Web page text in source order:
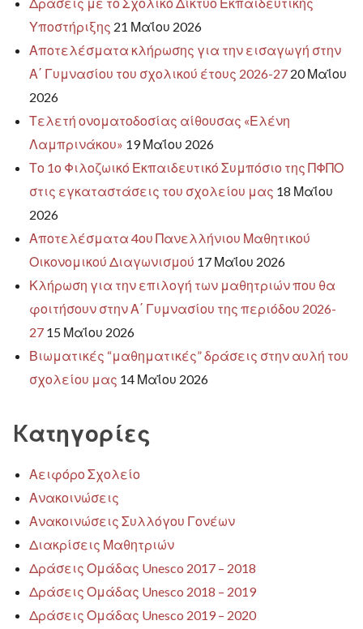
Υποστήριξης 21 Μαΐου 2026
Αποτελέσματα κλήρωσης για την εισαγωγή στην
Α΄ Γυμνασίου του σχολικού έτους 2026-27 20 Μαΐου
2026
Τελετή ονοματοδοσίας αίθουσας «Ελένη
Λαμπρινάκου» 19 Μαΐου 2026
Το 1ο Φιλοζωικό Εκπαιδευτικό Συμπόσιο της ΠΦΠΟ
στις εγκαταστάσεις του σχολείου μας 18 Μαΐου
2026
Αποτελέσματα 4ου Πανελλήνιου Μαθητικού
Οικονομικού Διαγωνισμού 17 Μαΐου 2026
Κλήρωση για την επιλογή των μαθητριών που θα
φοιτήσουν στην Α΄ Γυμνασίου της περιόδου 2026-
27 15 Μαΐου 2026
Βιωματικές “μαθηματικές” δράσεις στην αυλή του
σχολείου μας 14 Μαΐου 2026
Kατηγορίες
Αειφόρο Σχολείο
Ανακοινώσεις
Ανακοινώσεις Συλλόγου Γονέων
Διακρίσεις Μαθητριών
Δράσεις Ομάδας Unesco 2017 – 2018
Δράσεις Ομάδας Unesco 2018 – 2019
Δράσεις Ομάδας Unesco 2019 – 2020